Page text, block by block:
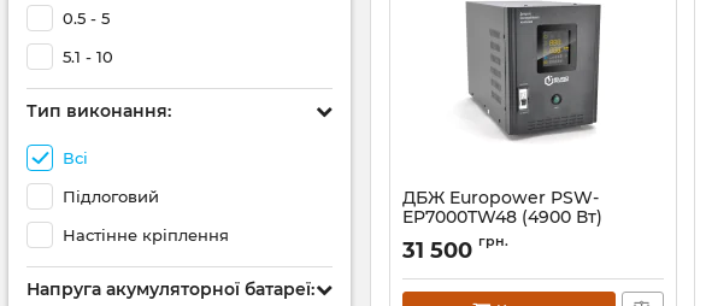
0.5 - 5
5.1 - 10
Тип виконання:
Всі
Підлоговий
Настінне кріплення
Напруга акумуляторної батареї:
ДБЖ Europower PSW-
EP7000TW48 (4900 Вт)
Артикул: 01587
31 500 грн.